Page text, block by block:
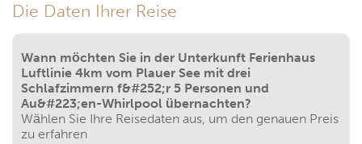
Die Daten Ihrer Reise
Wann möchten Sie in der Unterkunft Ferienhaus
Luftlinie 4km vom Plauer See mit drei
Schlafzimmern f&#252;r 5 Personen und
Au&#223;en-Whirlpool übernachten?
Wählen Sie Ihre Reisedaten aus, um den genauen Preis
zu erfahren